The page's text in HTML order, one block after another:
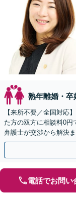
熟年離婚・卒
【来所不要／全国対応
た方の双方に相談料0円
弁護士が交渉から解決
手金の返還保証もあり
電話でお問い